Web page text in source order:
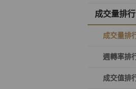
成交量排行
成交量排
週轉率排
成交值排